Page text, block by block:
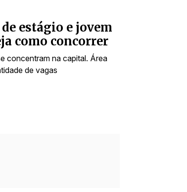
estágio e jovem
como concorrer
concentram na capital. Área
de vagas